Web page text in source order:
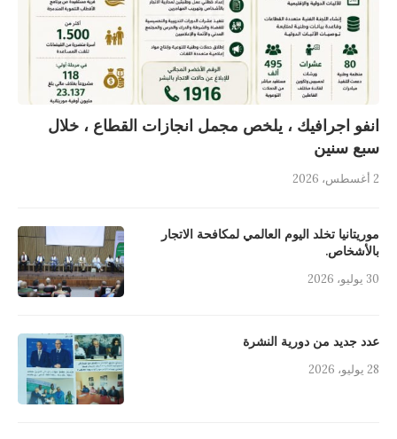
انفو اجرافيك ، يلخص مجمل انجازات القطاع ، خلال
سبع سنين
2 أغسطس، 2026
موريتانيا تخلد اليوم العالمي لمكافحة الاتجار
بالأشخاص.
30 يوليو، 2026
عدد جديد من دورية النشرة
28 يوليو، 2026